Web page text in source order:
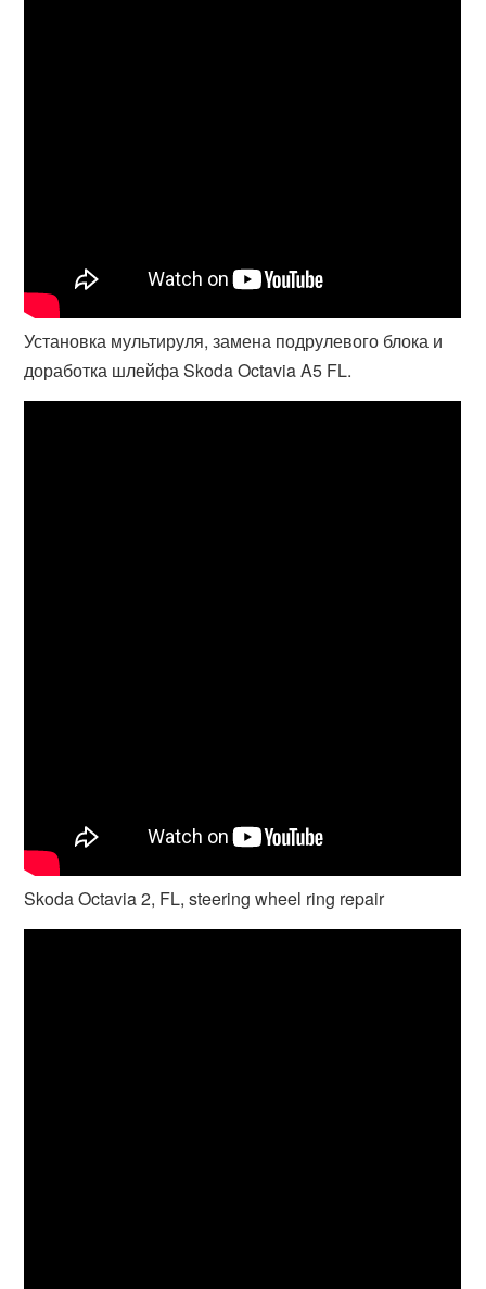
Установка мультируля, замена подрулевого блока и
доработка шлейфа Skoda Octavia A5 FL.
Skoda Octavia 2, FL, steering wheel ring repair